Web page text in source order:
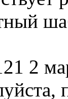
2